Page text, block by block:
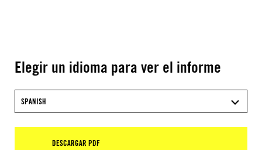
Elegir un idioma para ver el informe
SPANISH
DESCARGAR PDF